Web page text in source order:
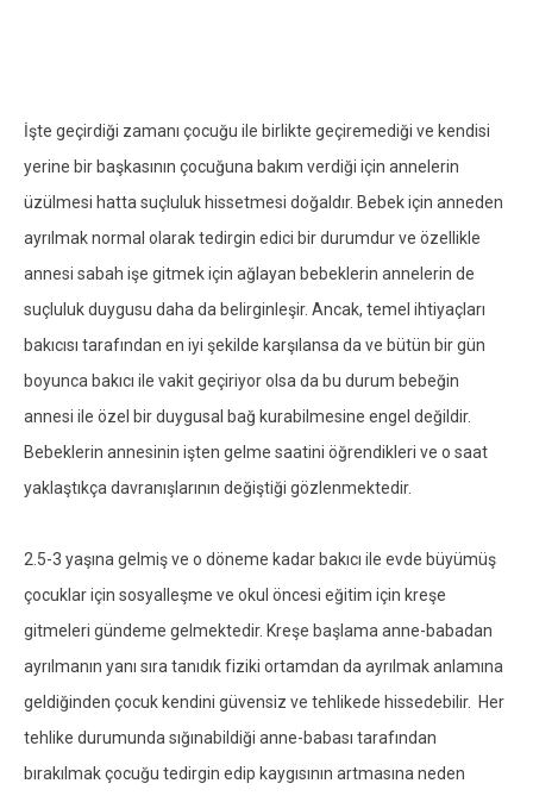
İşte geçirdiği zamanı çocuğu ile birlikte geçiremediği ve kendisi
yerine bir başkasının çocuğuna bakım verdiği için annelerin
üzülmesi hatta suçluluk hissetmesi doğaldır. Bebek için anneden
ayrılmak normal olarak tedirgin edici bir durumdur ve özellikle
annesi sabah işe gitmek için ağlayan bebeklerin annelerin de
suçluluk duygusu daha da belirginleşir. Ancak, temel ihtiyaçları
bakıcısı tarafından en iyi şekilde karşılansa da ve bütün bir gün
boyunca bakıcı ile vakit geçiriyor olsa da bu durum bebeğin
annesi ile özel bir duygusal bağ kurabilmesine engel değildir.
Bebeklerin annesinin işten gelme saatini öğrendikleri ve o saat
yaklaştıkça davranışlarının değiştiği gözlenmektedir.
2.5-3 yaşına gelmiş ve o döneme kadar bakıcı ile evde büyümüş
çocuklar için sosyalleşme ve okul öncesi eğitim için kreşe
gitmeleri gündeme gelmektedir. Kreşe başlama anne-babadan
ayrılmanın yanı sıra tanıdık fiziki ortamdan da ayrılmak anlamına
geldiğinden çocuk kendini güvensiz ve tehlikede hissedebilir. Her
tehlike durumunda sığınabildiği anne-babası tarafından
bırakılmak çocuğu tedirgin edip kaygısının artmasına neden